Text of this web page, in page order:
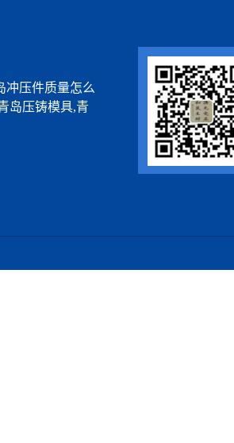
冲压件质量怎么
岛压铸模具,青